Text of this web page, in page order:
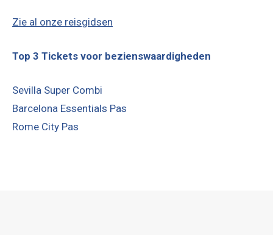
Zie al onze reisgidsen
Top 3 Tickets voor bezienswaardigheden
Sevilla Super Combi
Barcelona Essentials Pas
Rome City Pas